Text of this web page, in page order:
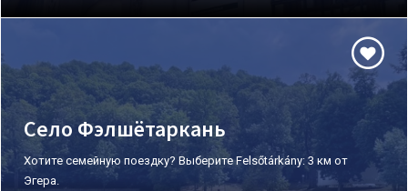
Село Фэлшётаркань
Хотите семейную поездку? Выберите Felsőtárkány: 3 км от
Эгера.